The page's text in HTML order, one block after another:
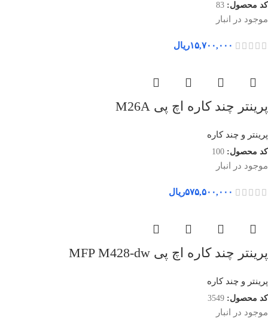
کد محصول: 83
موجود در انبار
۱۵,۷۰۰,۰۰۰ریال
پرینتر چند کاره اچ پی M26A
پرینتر و چند کاره
کد محصول: 100
موجود در انبار
۵۷۵,۵۰۰,۰۰۰ریال
پرینتر چند کاره اچ پی MFP M428-dw
پرینتر و چند کاره
کد محصول: 3549
موجود در انبار